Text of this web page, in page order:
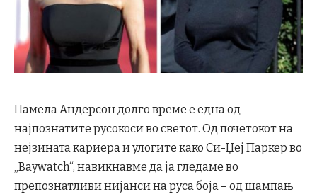
Памела Андерсон долго време е една од
најпознатите русокоси во светот. Од почетокот на
нејзината кариера и улогите како Си-Џеј Паркер во
„Baywatch“, навикнавме да ја гледаме во
препознатливи нијанси на руса боја – од шампањ